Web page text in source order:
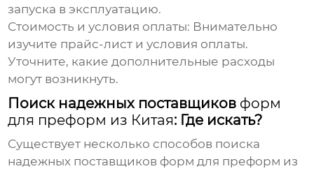
запуска в эксплуатацию.
Стоимость и условия оплаты: Внимательно
изучите прайс-лист и условия оплаты.
Уточните, какие дополнительные расходы
могут возникнуть.
Поиск надежных поставщиков форм
для преформ из Китая: Где искать?
Существует несколько способов поиска
надежных поставщиков форм для преформ из